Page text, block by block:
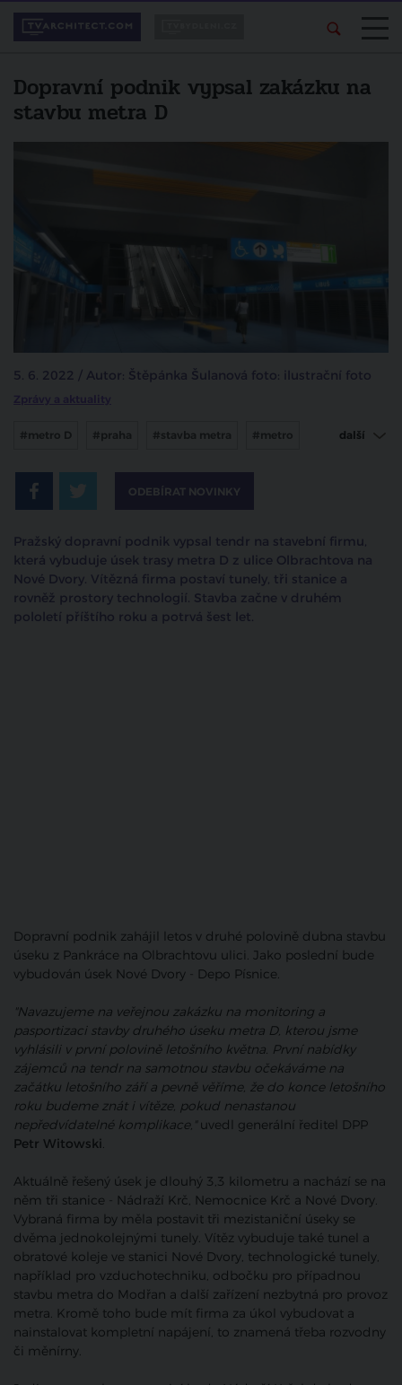
Dopravní podnik vypsal zakázku na
stavbu metra D
5. 6. 2022 / Autor: Štěpánka Šulanová foto: ilustrační foto
Zprávy a aktuality
#metro D #praha #stavba metra #metro
#tendr
další
ODEBÍRAT NOVINKY
Pražský dopravní podnik vypsal tendr na stavební firmu,
která vybuduje úsek trasy metra D z ulice Olbrachtova na
Nové Dvory. Vítězná firma postaví tunely, tři stanice a
rovněž prostory technologií. Stavba začne v druhém
pololetí příštího roku a potrvá šest let.
Dopravní podnik zahájil letos v druhé polovině dubna stavbu
úseku z Pankráce na Olbrachtovu ulici. Jako poslední bude
vybudován úsek Nové Dvory - Depo Písnice.
"Navazujeme na veřejnou zakázku na monitoring a
pasportizaci stavby druhého úseku metra D, kterou jsme
vyhlásili v první polovině letošního května. První nabídky
zájemců na tendr na samotnou stavbu očekáváme na
začátku letošního září a pevně věříme, že do konce letošního
roku budeme znát i vítěze, pokud nenastanou
nepředvídatelné komplikace," uvedl generální ředitel DPP
Petr Witowski.
Aktuálně řešený úsek je dlouhý 3,3 kilometru a nachází se na
něm tři stanice - Nádraží Krč, Nemocnice Krč a Nové Dvory.
Vybraná firma by měla postavit tři mezistaniční úseky se
dvěma jednokolejnými tunely. Vítěz vybuduje také tunel a
obratové koleje ve stanici Nové Dvory, technologické tunely,
například pro vzduchotechniku, odbočku pro případnou
stavbu metra do Modřan a další zařízení nezbytná pro provoz
metra. Kromě toho bude mít firma za úkol vybudovat a
nainstalovat kompletní napájení, to znamená třeba rozvodny
či měnírny.